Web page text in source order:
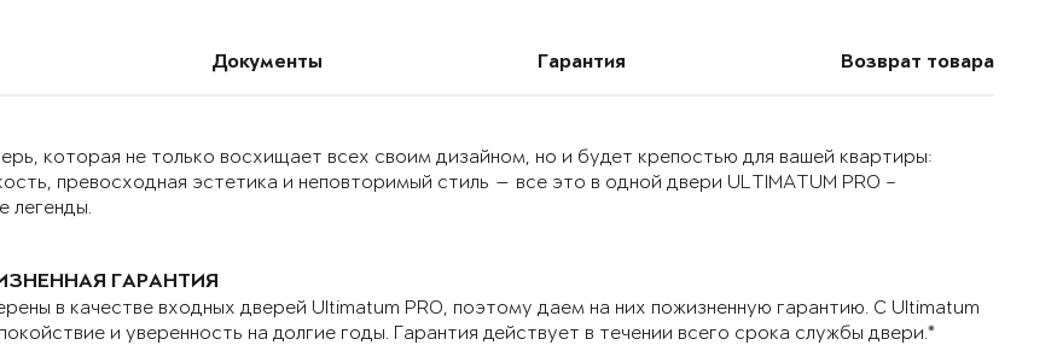
Документы Гарантия Возврат товара
которая не только восхищает всех своим дизайном, но и будет крепостью для вашей квартиры:
превосходная эстетика и неповторимый стиль — все это в одной двери ULTIMATUM PRO –
легенды.
ГАРАНТИЯ
в качестве входных дверей Ultimatum PRO, поэтому даем на них пожизненную гарантию. С Ultimatum
и уверенность на долгие годы. Гарантия действует в течении всего срока службы двери.*